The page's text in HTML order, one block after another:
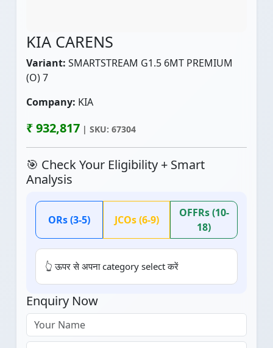
KIA CARENS
Variant: SMARTSTREAM G1.5 6MT PREMIUM
(O) 7
Company: KIA
₹ 932,817 | SKU: 67304
🎯 Check Your Eligibility + Smart
Analysis
ORs (3-5) JCOs (6-9)
OFFRs (10-
18)
👆 ऊपर से अपना category select करें
Enquiry Now